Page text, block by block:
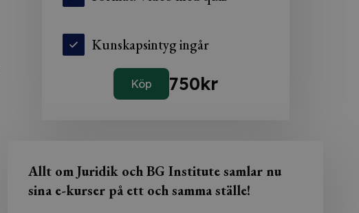
Kunskapsintyg ingår
Köp 750kr
Allt om Juridik och BG Institute samlar nu
sina e-kurser på ett och samma ställe!